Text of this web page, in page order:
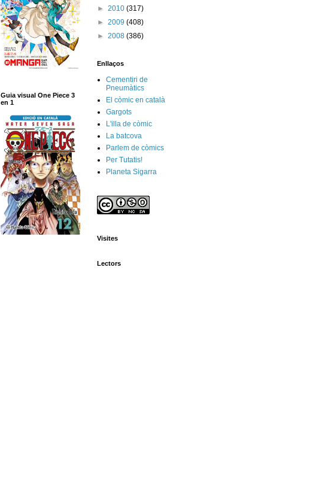
Guia visual One Piece 3
en 1
► 2010 (317)
► 2009 (408)
► 2008 (386)
Enllaços
Cementiri de
Pneumàtics
El còmic en català
Gargots
L'illa de còmic
La batcova
Parlem de còmics
Per Tutatis!
Planeta Sigarra
Visites
Lectors